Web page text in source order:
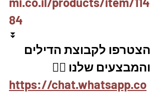
84
⏬
הצטרפו לקבוצת הדילים
והמבצעים שלנו 👇🏽
https://chat.whatsapp.co